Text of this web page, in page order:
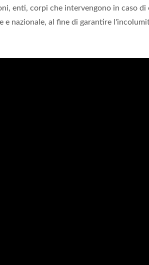
enti, corpi che intervengono in caso di
e nazionale, al fine di garantire